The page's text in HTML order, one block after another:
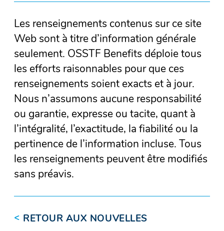
Les renseignements contenus sur ce site
Web sont à titre d’information générale
seulement. OSSTF Benefits déploie tous
les efforts raisonnables pour que ces
renseignements soient exacts et à jour.
Nous n’assumons aucune responsabilité
ou garantie, expresse ou tacite, quant à
l’intégralité, l’exactitude, la fiabilité ou la
pertinence de l’information incluse. Tous
les renseignements peuvent être modifiés
sans préavis.
< RETOUR AUX NOUVELLES